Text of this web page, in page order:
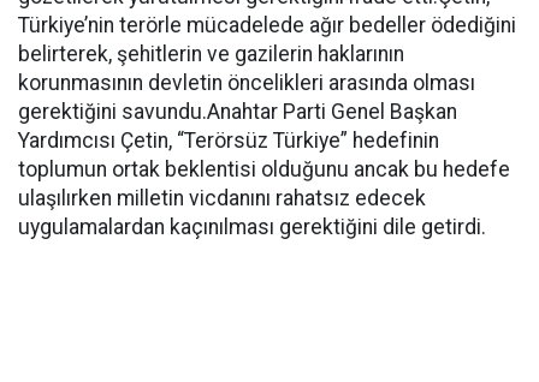
Türkiye’nin terörle mücadelede ağır bedeller ödediğini
belirterek, şehitlerin ve gazilerin haklarının
korunmasının devletin öncelikleri arasında olması
gerektiğini savundu.Anahtar Parti Genel Başkan
Yardımcısı Çetin, “Terörsüz Türkiye” hedefinin
toplumun ortak beklentisi olduğunu ancak bu hedefe
ulaşılırken milletin vicdanını rahatsız edecek
uygulamalardan kaçınılması gerektiğini dile getirdi.